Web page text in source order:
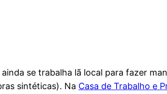
se trabalha lã local para fazer
sintéticas). Na Casa de Trabalho e